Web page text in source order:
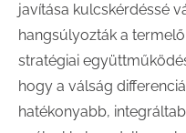
javítása kulcskérdéssé
hangsúlyozták a
stratégiai
hogy a válság
hatékonyabb,